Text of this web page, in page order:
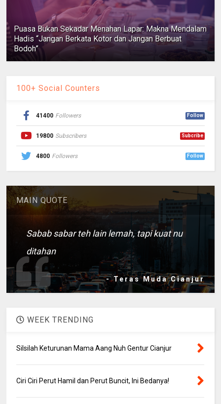
Puasa Bukan Sekadar Menahan Lapar: Makna Mendalam
Hadis “Jangan Berkata Kotor dan Jangan Berbuat
Bodoh”
100+ Social Counters
41400 Followers Follow
19800 Subscribers Subcribe
4800 Followers Follow
MAIN QUOTE
Sabab sabar teh lain lemah, tapi kuat nu
ditahan
- Teras Muda Cianjur
WEEK TRENDING
Silsilah Keturunan Mama Aang Nuh Gentur Cianjur
Ciri Ciri Perut Hamil dan Perut Buncit, Ini Bedanya!